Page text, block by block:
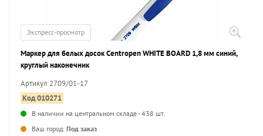
Экспресс-просмотр
Маркер для белых досок Centropen WHITE BOARD 1,8 мм синий,
круглый наконечник
Артикул 2709/01-17
Код 010271
В наличии на центральном складе - 438 шт.
Ваш город: Под заказ